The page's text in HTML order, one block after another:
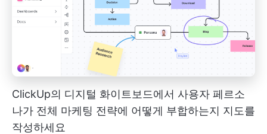
ClickUp의 디지털 화이트보드에서 사용자 페르소
나가 전체 마케팅 전략에 어떻게 부합하는지 지도를
작성하세요